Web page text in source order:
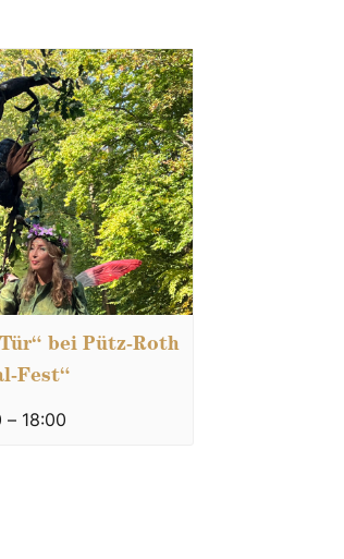
bei Pütz-Roth
Fest“
– 18:00